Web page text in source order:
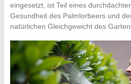
eingesetzt, ist Teil eines
Gesundheit des Palmlorbeers und
natürlichen Gleichgewicht des